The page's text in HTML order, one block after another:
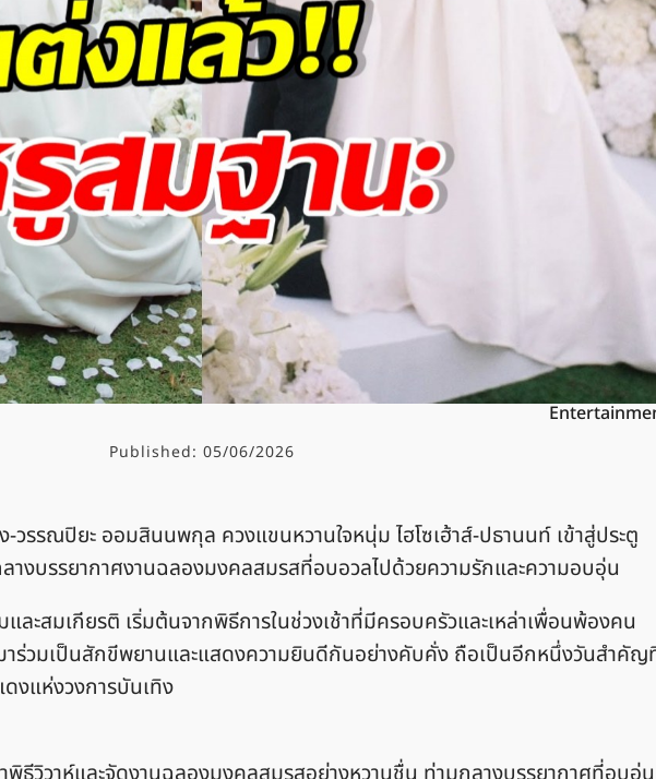
Published: 05/06/2026
-วรรณปิยะ ออมสินนพกุล ควงแขนหวานใจหนุ่ม ไฮโซเฮ้าส์-ปธานนท์ เข้าสู่ประตู
างบรรยากาศงานฉลองมงคลสมรสที่อบอวลไปด้วยความรักและความอบอุ่น
ละสมเกียรติ เริ่มต้นจากพิธีการในช่วงเช้าที่มีครอบครัวและเหล่าเพื่อนพ้องคน
าร่วมเป็นสักขีพยานและแสดงความยินดีกันอย่างคับคั่ง ถือเป็นอีกหนึ่งวันสำคัญ
ดงแห่งวงการบันเทิง